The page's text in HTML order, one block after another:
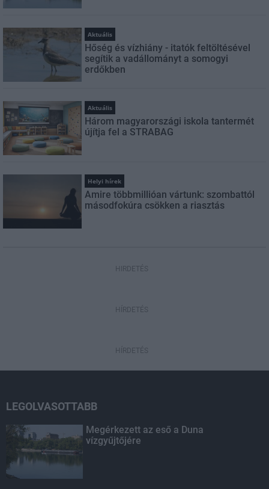
Aktuális
Hőség és vízhiány - itatók feltöltésével
segítik a vadállományt a somogyi
erdőkben
Aktuális
Három magyarországi iskola tantermét
újítja fel a STRABAG
Helyi hírek
Amire többmillióan vártunk: szombattól
másodfokúra csökken a riasztás
HIRDETÉS
HÍRDETÉS
HÍRDETÉS
LEGOLVASOTTABB
Megérkezett az eső a Duna
vízgyűjtőjére